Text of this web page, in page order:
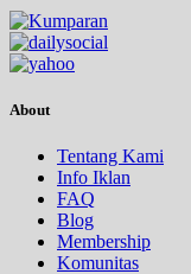
About
Tentang Kami
Info Iklan
FAQ
Blog
Membership
Komunitas